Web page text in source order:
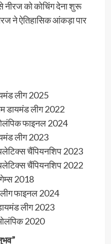
को कोचिंग देना शुरू
ने ऐतिहासिक आंकड़ा पार
लीग 2025
डायमंड लीग 2022
फाइनल 2024
लीग 2023
चैंपियनशिप 2023
चैंपियनशिप 2022
2018
फाइनल 2024
लीग 2023
2020